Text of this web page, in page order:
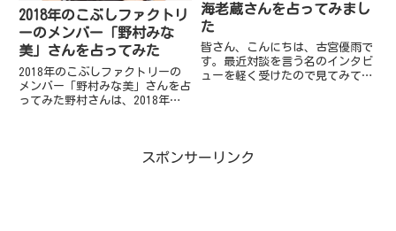
2018年のこぶしファクトリ
ーのメンバー「野村みな
美」さんを占ってみた
2018年のこぶしファクトリーの
メンバー「野村みな美」さんを占
ってみた野村さんは、2018年は
時期には、気持ちが切り替わって
海老蔵さんを占ってみまし
た
皆さん、こんにちは、古宮優雨で
す。最近対談を言う名のインタビ
ューを軽く受けたので見てみてく
わ...
スポンサーリンク